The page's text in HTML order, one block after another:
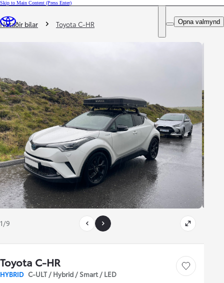
Skip to Main Content (Press Enter)
DEALER NAME
Opna valmynd
Þú ert hér
Notaðir bílar Toyota C-HR
1/9
Toyota C-HR
HYBRID C-ULT / Hybrid / Smart / LED
Vista bíl